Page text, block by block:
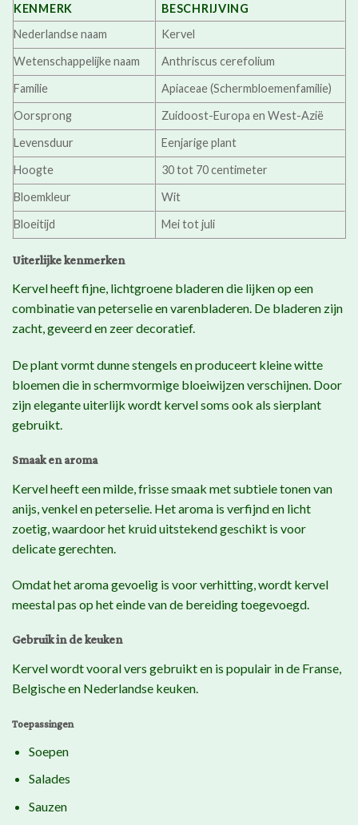
KENMERK
BESCHRIJVING
Nederlandse naam
Kervel
Wetenschappelijke naam
Anthriscus cerefolium
Familie
Apiaceae (Schermbloemenfamilie)
Oorsprong
Zuidoost-Europa en West-Azië
Levensduur
Eenjarige plant
Hoogte
30 tot 70 centimeter
Bloemkleur
Wit
Bloeitijd
Mei tot juli
Uiterlijke kenmerken
Kervel heeft fijne, lichtgroene bladeren die lijken op een
combinatie van peterselie en varenbladeren. De bladeren zijn
zacht, geveerd en zeer decoratief.
De plant vormt dunne stengels en produceert kleine witte
bloemen die in schermvormige bloeiwijzen verschijnen. Door
zijn elegante uiterlijk wordt kervel soms ook als sierplant
gebruikt.
Smaak en aroma
Kervel heeft een milde, frisse smaak met subtiele tonen van
anijs, venkel en peterselie. Het aroma is verfijnd en licht
zoetig, waardoor het kruid uitstekend geschikt is voor
delicate gerechten.
Omdat het aroma gevoelig is voor verhitting, wordt kervel
meestal pas op het einde van de bereiding toegevoegd.
Gebruik in de keuken
Kervel wordt vooral vers gebruikt en is populair in de Franse,
Belgische en Nederlandse keuken.
Toepassingen
Soepen
Salades
Sauzen